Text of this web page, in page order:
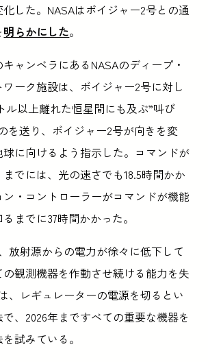
した。NASAはボイジャー2号との通
明らかにした。
ャンベラにあるNASAのディープ・
ーク施設は、ボイジャー2号に対し
ル以上離れた恒星間にも及ぶ”叫び
を送り、ボイジャー2号が向きを変
球に向けるよう指示した。コマンドが
でには、光の速さでも18.5時間かか
・コントローラーがコマンドが機能
までに37時間かかった。
放射源からの電力が徐々に低下して
観測機器を作動させ続ける能力を失
、レギュレーターの電源を切るとい
、2026年まですべての重要な機器を
試みている。